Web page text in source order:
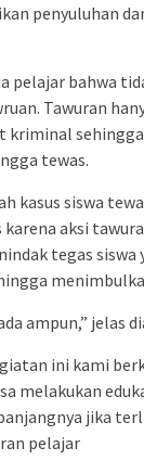
penyuluhan
pelajar bahwa
Tawuran
kriminal
tewas.
kasus siswa
aksi
tegas siswa
ampun,” jelas
ini kami
melakukan
jika
pelajar